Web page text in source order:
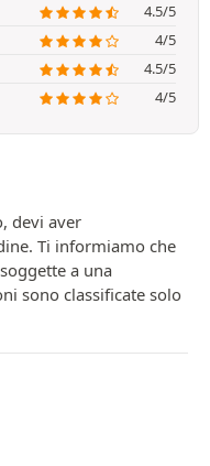
4.5/5
4/5
4.5/5
4/5
devi aver
Ti informiamo che
a una
sono classificate solo